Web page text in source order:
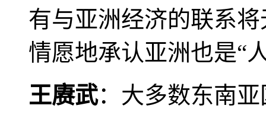
有与亚洲经济的联系
情愿地承认亚洲也是“
王赓武：大多数东南